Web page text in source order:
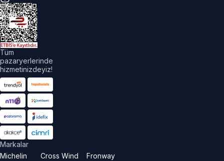
Tüm
pazaryerlerinde
hizmetinizdeyiz!
Markalar
Michelin
Cross Wind
Fronway